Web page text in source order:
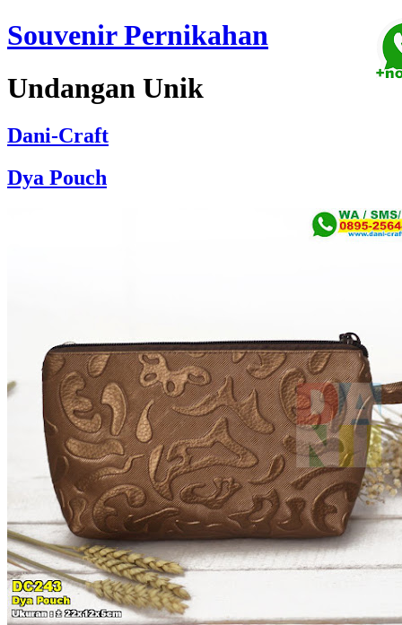
Souvenir Pernikahan
Undangan Unik
Dani-Craft
Dya Pouch